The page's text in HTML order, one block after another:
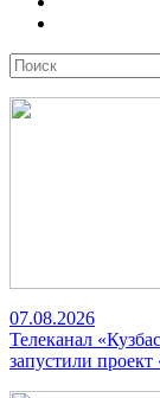
07.08.2026
Телеканал
запустили